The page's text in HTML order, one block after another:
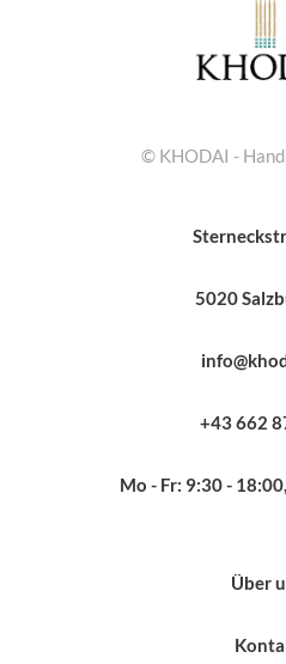
© KHODAI -
5020
+43 662
Mo - Fr: 9:30 -
Über